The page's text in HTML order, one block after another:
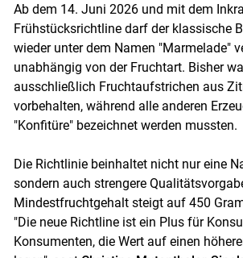
Ab dem 14. Juni 2026 und mit dem
Frühstücksrichtline darf der klassische
wieder unter dem Namen "Marmelade"
unabhängig von der Fruchtart. Bisher
ausschließlich Fruchtaufstrichen aus
vorbehalten, während alle anderen
"Konfitüre" bezeichnet werden mussten.
Die Richtlinie beinhaltet nicht nur eine
sondern auch strengere
Mindestfruchtgehalt steigt auf 450
"Die neue Richtline ist ein Plus für
Konsumenten, die Wert auf einen